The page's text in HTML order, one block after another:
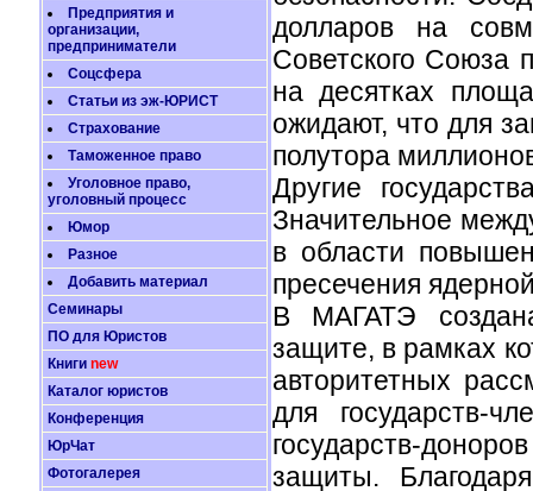
Предприятия и
организации,
предприниматели
Соцсфера
Статьи из эж-ЮРИСТ
Страхование
Таможенное право
Уголовное право,
уголовный процесс
Юмор
Разное
Добавить материал
Семинары
ПО для Юристов
Книги new
Каталог юристов
Конференция
ЮрЧат
Фотогалерея
долларов на
Советского Союза
на десятках
ожидают, что для
полутора
Другие
Значительное
в области
пресечения
В МАГАТЭ
защите, в рамках
авторитетных
для государств-
государств-
защиты.